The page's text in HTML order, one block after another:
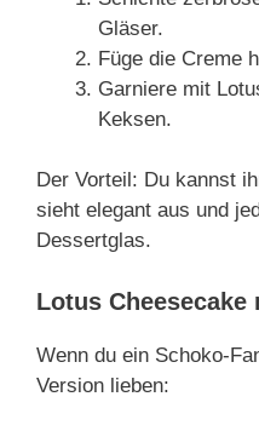
Gläser.
Füge die Creme
Garniere mit
Keksen.
Der Vorteil: Du kannst
sieht elegant aus und
Dessertglas.
Lotus
Wenn du ein Schoko-
Version lieben: